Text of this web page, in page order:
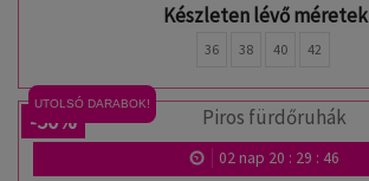
Készleten lévő méretek
36 38 40 42
UTOLSÓ DARABOK!
-50%
02 nap 20 : 29 : 46